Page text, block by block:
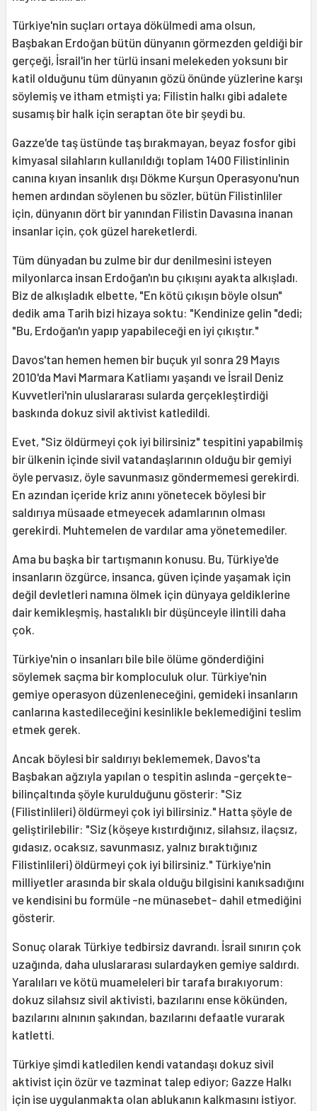
Türkiye'nin suçları ortaya dökülmedi ama olsun,
Başbakan Erdoğan bütün dünyanın görmezden geldiği bir
gerçeği, İsrail'in her türlü insani melekeden yoksunı bir
katil olduğunu tüm dünyanın gözü önünde yüzlerine karşı
söylemiş ve itham etmişti ya; Filistin halkı gibi adalete
susamış bir halk için seraptan öte bir şeydi bu.
Gazze'de taş üstünde taş bırakmayan, beyaz fosfor gibi
kimyasal silahların kullanıldığı toplam 1400 Filistinlinin
canına kıyan insanlık dışı Dökme Kurşun Operasyonu'nun
hemen ardından söylenen bu sözler, bütün Filistinliler
için, dünyanın dört bir yanından Filistin Davasına inanan
insanlar için, çok güzel hareketlerdi.
Tüm dünyadan bu zulme bir dur denilmesini isteyen
milyonlarca insan Erdoğan'ın bu çıkışını ayakta alkışladı.
Biz de alkışladık elbette, "En kötü çıkışın böyle olsun"
dedik ama Tarih bizi hizaya soktu: "Kendinize gelin "dedi;
"Bu, Erdoğan'ın yapıp yapabileceği en iyi çıkıştır."
Davos'tan hemen hemen bir buçuk yıl sonra 29 Mayıs
2010'da Mavi Marmara Katliamı yaşandı ve İsrail Deniz
Kuvvetleri'nin uluslararası sularda gerçekleştirdiği
baskında dokuz sivil aktivist katledildi.
Evet, "Siz öldürmeyi çok iyi bilirsiniz" tespitini yapabilmiş
bir ülkenin içinde sivil vatandaşlarının olduğu bir gemiyi
öyle pervasız, öyle savunmasız göndermemesi gerekirdi.
En azından içeride kriz anını yönetecek böylesi bir
saldırıya müsaade etmeyecek adamlarının olması
gerekirdi. Muhtemelen de vardılar ama yönetemediler.
Ama bu başka bir tartışmanın konusu. Bu, Türkiye'de
insanların özgürce, insanca, güven içinde yaşamak için
değil devletleri namına ölmek için dünyaya geldiklerine
dair kemikleşmiş, hastalıklı bir düşünceyle ilintili daha
çok.
Türkiye'nin o insanları bile bile ölüme gönderdiğini
söylemek saçma bir komploculuk olur. Türkiye'nin
gemiye operasyon düzenleneceğini, gemideki insanların
canlarına kastedileceğini kesinlikle beklemediğini teslim
etmek gerek.
Ancak böylesi bir saldırıyı beklememek, Davos'ta
Başbakan ağzıyla yapılan o tespitin aslında -gerçekte-
bilinçaltında şöyle kurulduğunu gösterir: "Siz
(Filistinlileri) öldürmeyi çok iyi bilirsiniz." Hatta şöyle de
geliştirilebilir: "Siz (köşeye kıstırdığınız, silahsız, ilaçsız,
gıdasız, ocaksız, savunmasız, yalnız bıraktığınız
Filistinlileri) öldürmeyi çok iyi bilirsiniz." Türkiye'nin
milliyetler arasında bir skala olduğu bilgisini kanıksadığını
ve kendisini bu formüle -ne münasebet- dahil etmediğini
gösterir.
Sonuç olarak Türkiye tedbirsiz davrandı. İsrail sınırın çok
uzağında, daha uluslararası sulardayken gemiye saldırdı.
Yaralıları ve kötü muameleleri bir tarafa bırakıyorum:
dokuz silahsız sivil aktivisti, bazılarını ense kökünden,
bazılarını alnının şakından, bazılarını defaatle vurarak
katletti.
Türkiye şimdi katledilen kendi vatandaşı dokuz sivil
aktivist için özür ve tazminat talep ediyor; Gazze Halkı
için ise uygulanmakta olan ablukanın kalkmasını istiyor.